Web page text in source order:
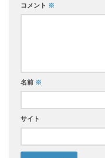
コメント ※
名前 ※
サイト